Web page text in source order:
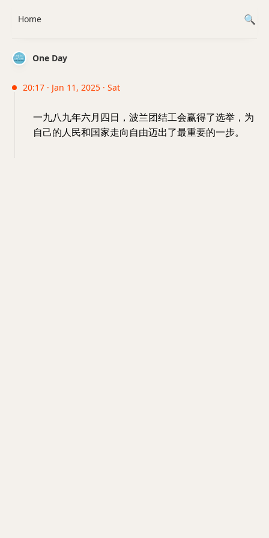
One Day
20:17 · Jan 11, 2025 · Sat
一九八九年六月四日，波兰团结工会赢得了选举，为
自己的人民和国家走向自由迈出了最重要的一步。
Home